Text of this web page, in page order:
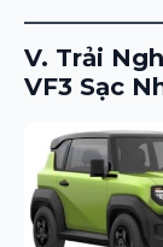
V. Trải
VF3 Sạc